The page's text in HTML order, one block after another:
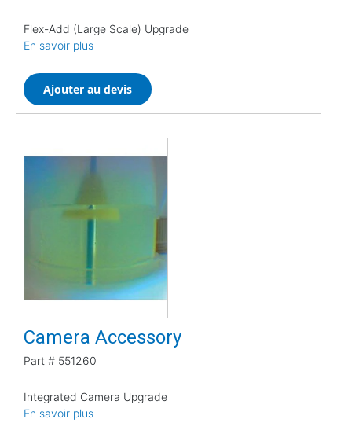
Flex-Add (Large Scale) Upgrade
En savoir plus
Ajouter au devis
Camera Accessory
Part # 551260
Integrated Camera Upgrade
En savoir plus